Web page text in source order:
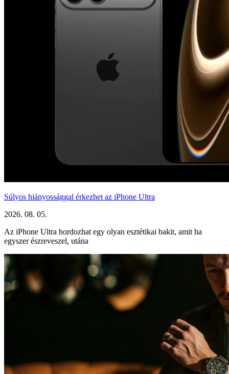
Súlyos hiányossággal érkezhet az iPhone Ultra
2026. 08. 05.
Az iPhone Ultra hordozhat egy olyan esztétikai bakit, amit ha
egyszer észreveszel, utána